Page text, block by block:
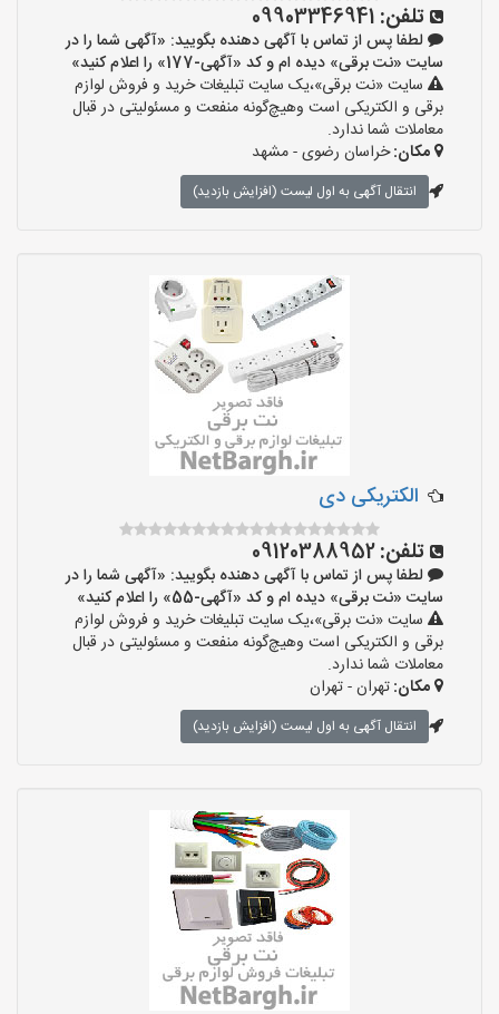
تلفن: 09903346941
لطفا پس از تماس با آگهی دهنده بگویید: «آگهی شما را در
سایت «نت برقی» دیده ام و کد «آگهی-177» را اعلام کنید»
سایت «نت برقی»،یک سایت تبلیغات خرید و فروش لوازم
برقی و الکتریکی است وهیچ‌گونه منفعت و مسئولیتی در قبال
معاملات شما ندارد.
مکان:خراسان رضوی - مشهد
انتقال آگهی به اول لیست (افزایش بازدید)
الکتریکی دی
تلفن:09120388952
لطفا پس از تماس با آگهی دهنده بگویید: «آگهی شما را در
سایت «نت برقی» دیده ام و کد «آگهی-55» را اعلام کنید»
سایت «نت برقی»،یک سایت تبلیغات خرید و فروش لوازم
برقی و الکتریکی است وهیچ‌گونه منفعت و مسئولیتی در قبال
معاملات شما ندارد.
مکان:تهران - تهران
انتقال آگهی به اول لیست (افزایش بازدید)